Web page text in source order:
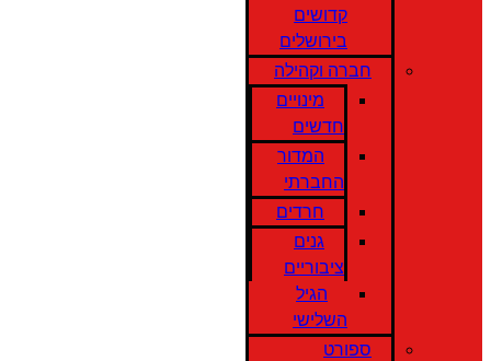
קדושים
בירושלים
חברה וקהילה
מינויים
חדשים
המדור
החברתי
חרדים
גנים
ציבוריים
הגיל
השלישי
ספורט